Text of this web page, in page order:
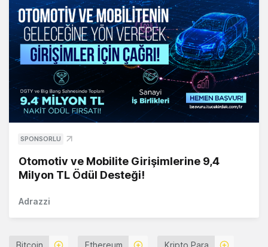
SPONSORLU
Otomotiv ve Mobilite Girişimlerine 9,4
Milyon TL Ödül Desteği!
Adrazzi
Bitcoin Ethereum Kripto Para